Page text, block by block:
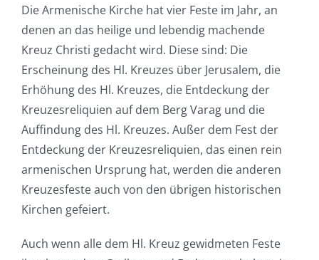
Die Armenische Kirche hat vier Feste im Jahr, an
denen an das heilige und lebendig machende
Kreuz Christi gedacht wird. Diese sind: Die
Erscheinung des Hl. Kreuzes über Jerusalem, die
Erhöhung des Hl. Kreuzes, die Entdeckung der
Kreuzesreliquien auf dem Berg Varag und die
Auffindung des Hl. Kreuzes. Außer dem Fest der
Entdeckung der Kreuzesreliquien, das einen rein
armenischen Ursprung hat, werden die anderen
Kreuzesfeste auch von den übrigen historischen
Kirchen gefeiert.
Auch wenn alle dem Hl. Kreuz gewidmeten Feste